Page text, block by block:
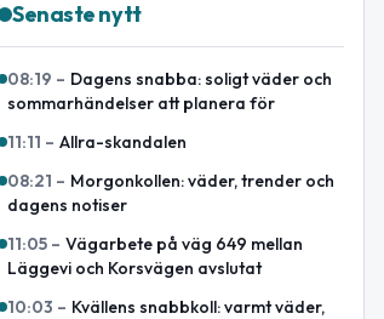
Senaste nytt
08:19 – Dagens snabba: soligt väder och
sommarhändelser att planera för
11:11 – Allra-skandalen
08:21 – Morgonkollen: väder, trender och
dagens notiser
11:05 – Vägarbete på väg 649 mellan
Läggevi och Korsvägen avslutat
10:03 – Kvällens snabbkoll: varmt väder,